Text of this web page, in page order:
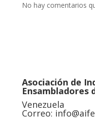
No hay comentarios
Asociación de
Ensambladores
Venezuela
Correo: